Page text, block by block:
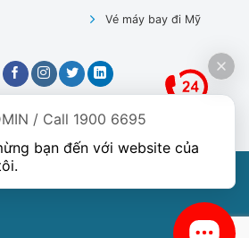
Vé máy bay đi Mỹ
Southern
/ Call 1900 6695
bạn đến với website của